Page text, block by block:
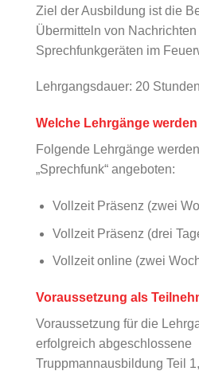
Ziel der Ausbildung ist die
Übermitteln von Nachrichten
Sprechfunkgeräten im
Lehrgangsdauer: 20 Stunden
Welche Lehrgänge
Folgende Lehrgänge
„Sprechfunk“ angeboten:
Vollzeit Präsenz (zwei
Vollzeit Präsenz (drei
Vollzeit online (zwei
Voraussetzung als
Voraussetzung für die
erfolgreich abgeschlossene
Truppmannausbildung Teil 1,